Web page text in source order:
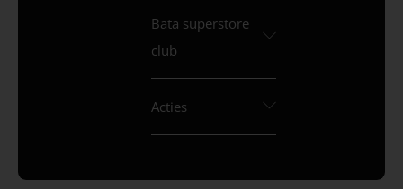
Bata superstore
club
Acties